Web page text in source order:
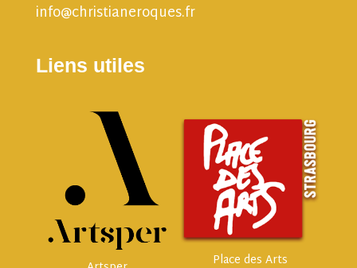
info@christianeroques.fr
Liens utiles
Place des Arts